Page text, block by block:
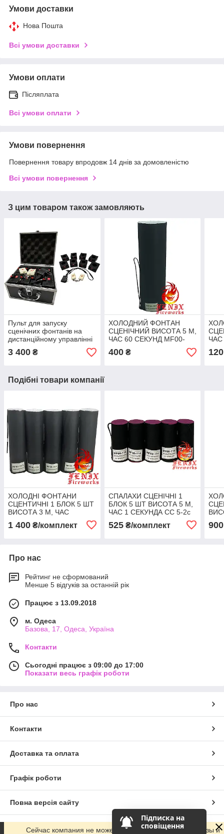
Підписка на
сповіщення
Умови доставки
Нова Пошта
Всі умови доставки
Умови оплати
Післяплата
Всі умови оплати
Умови повернення
Повернення товару впродовж 14 днів за домовленістю
Всі умови повернення
З цим товаром також замовляють
Пульт для запуску
сценічних фонтанів на
дистанційному управлінні
на акумуляторах (8
каналів, 2 пульта) BD08
3 400 ₴
ХОЛОДНИЙ ФОНТАН
СЦЕНІЧНИЙ ВИСОТА 5 М,
ЧАС 60 СЕКУНД MF00-
104
400₴
ЧАС
120
Подібні товари компанії
ХОЛОДНІ ФОНТАНИ
СЦЕНТИЧНІ 1 БЛОК 5 ШТ
ВИСОТА 3 М, ЧАС
1 400 ₴/комплект
СПАЛАХИ СЦЕНІЧНІ 1
БЛОК 5 ШТ ВИСОТА 5 М,
ЧАС 1 СЕКУНДА СС 5-2с
525₴/комплект 900
Про нас
Рейтинг не сформований
Менше 5 відгуків за останній рік
Працює з 13.09.2018
м. Одеса
Базова, 17, Одеса, Україна
Контакти
Сьогодні працює з 09:00 до 17:00
Показати весь графік роботи
Про нас
Контакти
Доставка та оплата
Графік роботи
Повна версія сайту
Сайт створено на маркетплейсіProm.ua
Сейчас компания не может быстро обрабатывать заказы и